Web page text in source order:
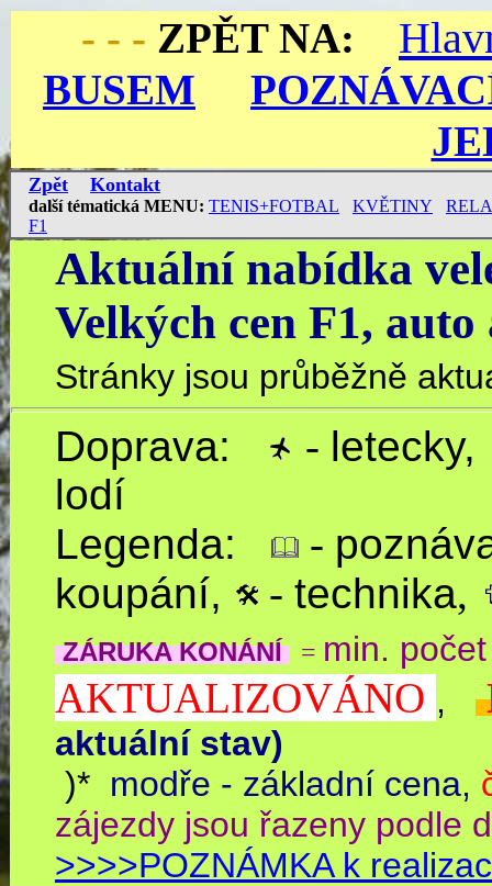
- - - ZPĚT NA:
BUSEM
Zpět Kontakt
dalšítématická MENU: TENIS+FOTBAL KVĚTINY
F1
Aktuální nabídka
Velkých cen F1,
Stránky jsou průběžně
Doprava: - letecky,
lodí
Legenda:
-
koupání,
- technika,
ZÁRUKA KONÁNÍ = min.
AKTUALIZOVÁNO ,
aktuální stav)
)* modře - základní cena,
zájezdy jsou
>>>>POZNÁMKA k